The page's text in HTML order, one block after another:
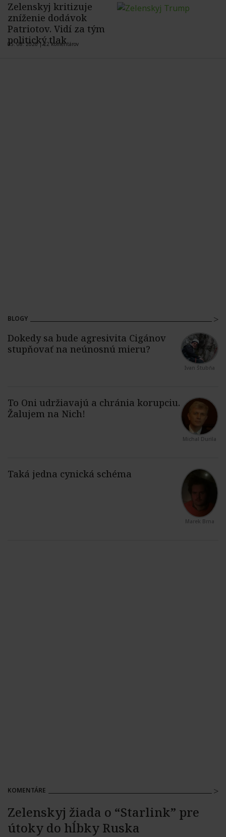
Zelenskyj kritizuje
zníženie dodávok
Patriotov. Vidí za tým
politický tlak
05. 08. 2026 |22 komentárov
BLOGY
Ivan Štubňa
Michal Durila
Marek Brna
KOMENTÁRE
Zelenskyj žiada o “Starlink” pre
útoky do hĺbky Ruska